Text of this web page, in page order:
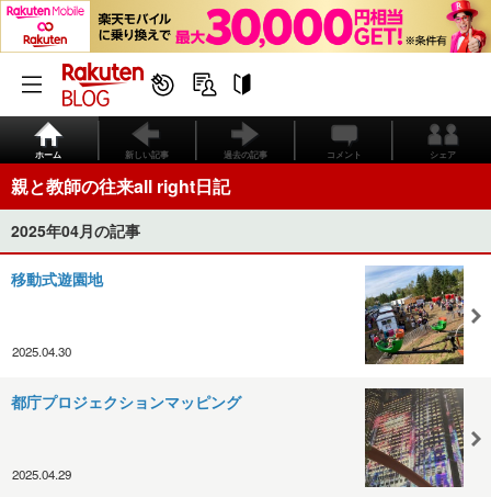
ホーム 新しい記事 過去の記事 コメント シェア
親と教師の往来all right日記
2025年04月の記事
移動式遊園地
2025.04.30
都庁プロジェクションマッピング
2025.04.29